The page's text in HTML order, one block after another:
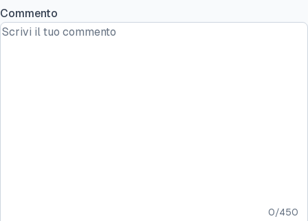
Commento
0/450